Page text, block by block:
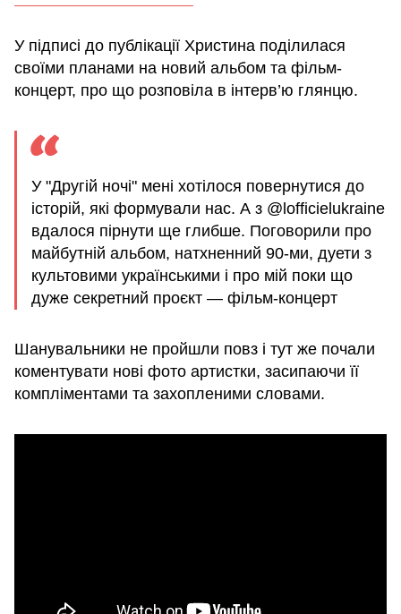
У підписі до публікації Христина поділилася
своїми планами на новий альбом та фільм-
концерт, про що розповіла в інтерв’ю глянцю.
У "Другій ночі" мені хотілося повернутися до
історій, які формували нас. А з @lofficielukraine
вдалося пірнути ще глибше. Поговорили про
майбутній альбом, натхненний 90-ми, дуети з
культовими українськими і про мій поки що
дуже секретний проєкт — фільм-концерт
Шанувальники не пройшли повз і тут же почали
коментувати нові фото артистки, засипаючи її
компліментами та захопленими словами.